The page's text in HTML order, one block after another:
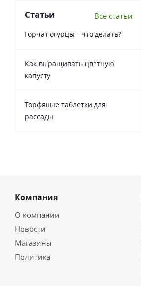
Статьи Все статьи
Горчат огурцы - что делать?
Как выращивать цветную
капусту
Торфяные таблетки для
рассады
Компания
О компании
Новости
Магазины
Политика